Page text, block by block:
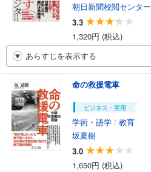
朝日新聞校閲センター
3.3
1,320円 (税込)
あらすじを表示する
命の救援電車
ビジネス・実用
学術・語学 / 教育
坂夏樹
3.0
1,650円 (税込)